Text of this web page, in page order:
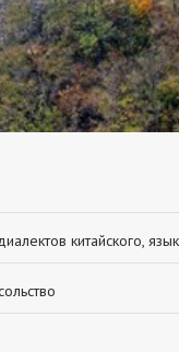
китайского,